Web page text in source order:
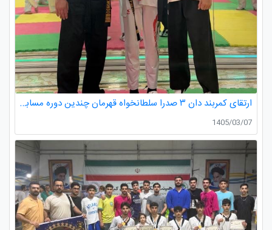
ارتقای کمربند دان ۳ صدرا سلطانخواه قهرمان چندین دوره مسابقات استانی و کشوری در رده سنی خردسالان و نونهالان
1405/03/07